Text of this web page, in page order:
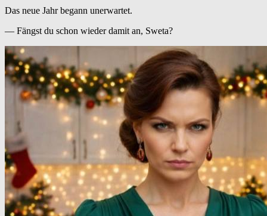
Das neue Jahr begann unerwartet.
— Fängst du schon wieder damit an, Sweta?